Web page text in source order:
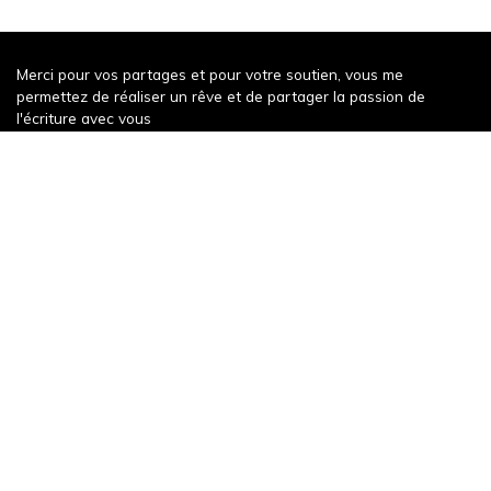
Merci pour vos partages et pour votre soutien, vous me
permettez de réaliser un rêve et de partager la passion de
l'écriture avec vous